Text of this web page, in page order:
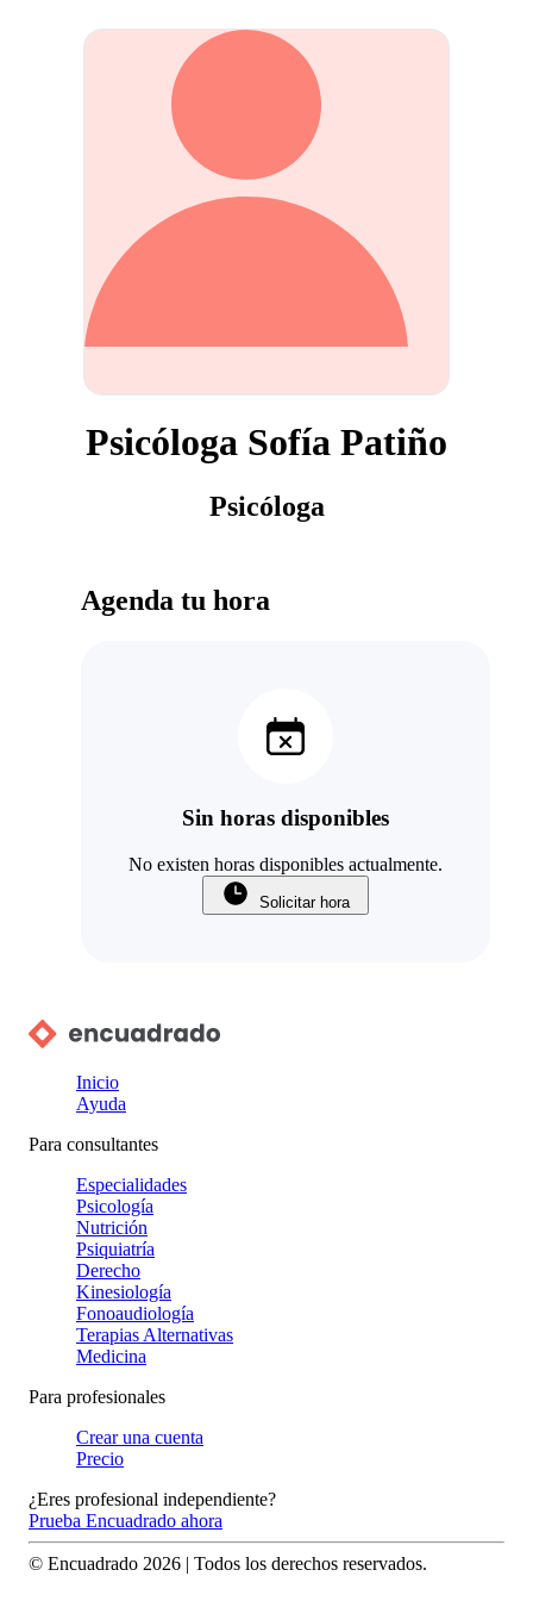
Psicóloga Sofía Patiño
Psicóloga
Agenda tu hora
Sin horas disponibles
No existen horas disponibles actualmente.
Solicitar hora
Inicio
Ayuda
Para consultantes
Especialidades
Psicología
Nutrición
Psiquiatría
Derecho
Kinesiología
Fonoaudiología
Terapias Alternativas
Medicina
Para profesionales
Crear una cuenta
Precio
¿Eres profesional independiente?
Prueba Encuadrado ahora
© Encuadrado 2026 | Todos los derechos reservados.